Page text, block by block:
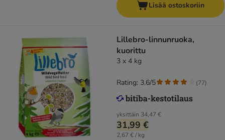
Lisää ostoskoriin
Lillebro-linnunruoka,
kuorittu
3 x 4 kg
yksittäin 34,47 €
31,99 €
2,67 € / kg
Rating: 3.6/5 (77)